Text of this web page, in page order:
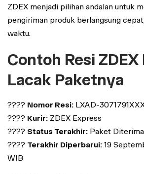
ZDEX menjadi pilihan andalan untuk
pengiriman produk berlangsung
waktu.
Contoh Resi ZDEX
Lacak Paketnya
???? Nomor Resi: LXAD-
???? Kurir: ZDEX Express
???? Status Terakhir: Paket
???? Terakhir Diperbarui: 19
WIB